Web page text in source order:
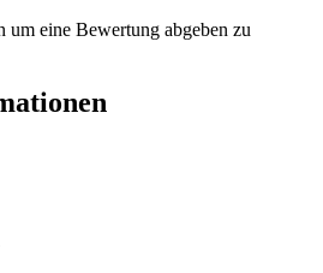
um eine Bewertung abgeben zu